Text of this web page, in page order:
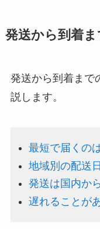
発送から到着
発送から到着まで
説します。
最短で届くの
地域別の配送
発送は国内か
遅れることが